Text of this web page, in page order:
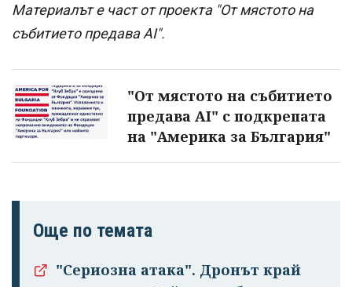
излязохте от
Материалът е част от проекта "От мястото на
събитието предава AI".
"От мястото на събитието
предава AI" с подкрепата
на "Америка за България"
Още по темата
"Сериозна атака". Дронът край